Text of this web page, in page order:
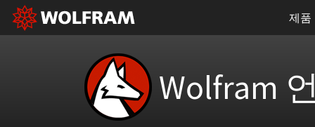
제품
Wolfram